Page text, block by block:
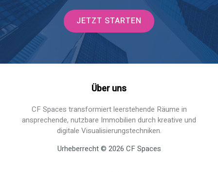
JETZT STARTEN
Über uns
CF Spaces transformiert leerstehende Räume in
ansprechende, nutzbare Immobilien durch kreative und
digitale Visualisierungstechniken.
Urheberrecht © 2026 CF Spaces